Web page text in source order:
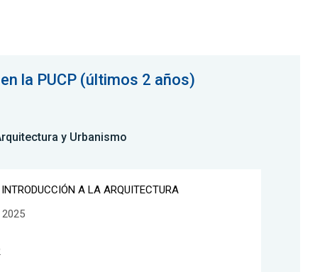
la PUCP (últimos 2 años)
y Urbanismo
A LA ARQUITECTURA